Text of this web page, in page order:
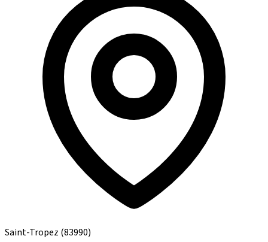
Saint-Tropez (83990)